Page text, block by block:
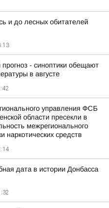
и до лесных обитателей
- синоптики обещают
в августе
управления ФСБ
области пресекли в
межрегионального
наркотических средств
дата в истории Донбасса